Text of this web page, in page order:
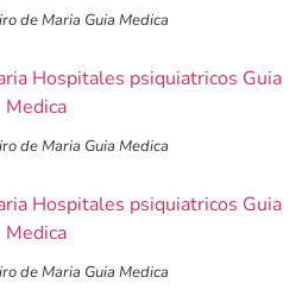
de Maria Guia Medica
de Maria Guia Medica
de Maria Guia Medica